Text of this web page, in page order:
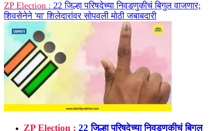
ZP Election : 22 जिल्हा परिषदेच्या निवडणुकीचं बिगुल वाजणार;
शिवसेनेने 'या' शिलेदारांवर सोपवली मोठी जबाबदारी
ZP Election : 22 जिल्हा परिषदेच्या निवडणुकीचं बिगुल